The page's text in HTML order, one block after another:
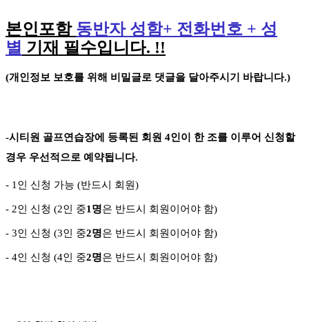
본인포함 동반자 성함+ 전화번호 + 성
별 기재 필수입니다. !!
(개인정보 보호를 위해 비밀글로 댓글을 달아주시기 바랍니다.)
-시티원 골프연습장에 등록된 회원 4인이 한 조를 이루어 신청할
경우 우선적으로 예약됩니다.
- 1인 신청 가능 (반드시 회원)
- 2인 신청 (2인 중1명은 반드시 회원이어야 함)
- 3인 신청 (3인 중2명은 반드시 회원이어야 함)
- 4인 신청 (4인 중2명은 반드시 회원이어야 함)